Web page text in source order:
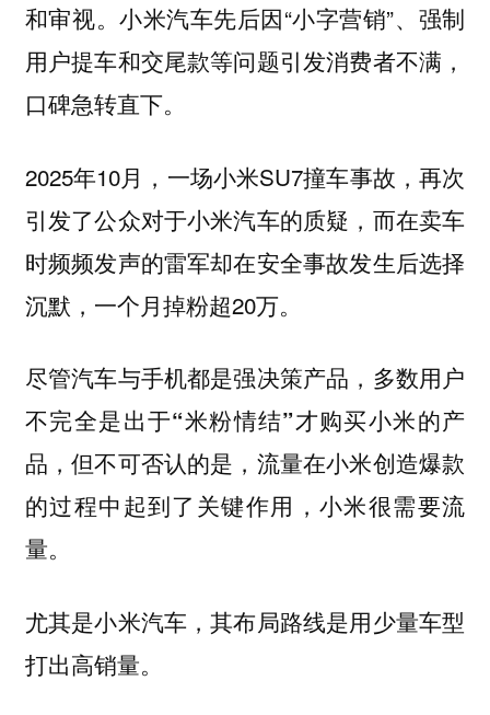
和审视。小米汽车先后因“小字营销”、强制
用户提车和交尾款等问题引发消费者不满，
口碑急转直下。
2025年10月，一场小米SU7撞车事故，再次
引发了公众对于小米汽车的质疑，而在卖车
时频频发声的雷军却在安全事故发生后选择
沉默，一个月掉粉超20万。
尽管汽车与手机都是强决策产品，多数用户
不完全是出于“米粉情结”才购买小米的产
品，但不可否认的是，流量在小米创造爆款
的过程中起到了关键作用，小米很需要流
量。
尤其是小米汽车，其布局路线是用少量车型
打出高销量。